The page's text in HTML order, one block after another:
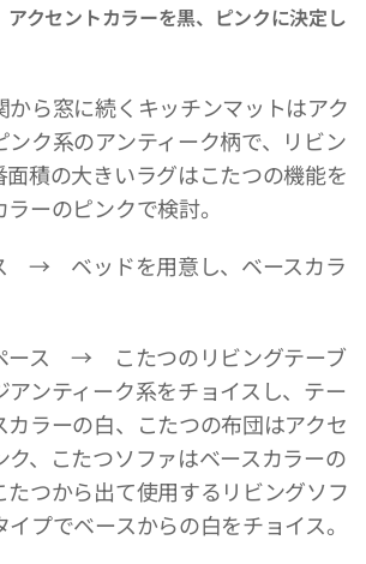
アクセントカラーを黒、ピンクに決定し
窓に続くキッチンマットはアク
ンク系のアンティーク柄で、リビン
面積の大きいラグはこたつの機能を
ーのピンクで検討。
→ ベッドを用意し、ベースカラ
ース → こたつのリビングテーブ
アンティーク系をチョイスし、テー
カラーの白、こたつの布団はアクセ
ク、こたつソファはベースカラーの
たつから出て使用するリビングソフ
プでベースからの白をチョイス。